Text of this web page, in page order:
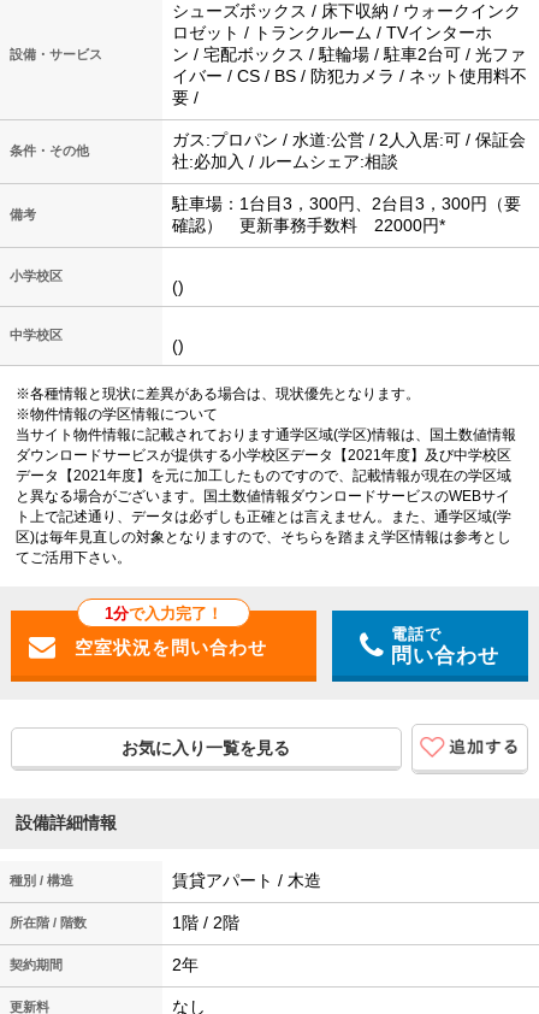
設備・サービス
シューズボックス / 床下収納 / ウォークインク
ロゼット / トランクルーム / TVインターホ
ン / 宅配ボックス / 駐輪場 / 駐車2台可 / 光ファ
イバー / CS / BS / 防犯カメラ / ネット使用料不
要 /
条件・その他
ガス:プロパン / 水道:公営 / 2人入居:可 / 保証会
社:必加入 / ルームシェア:相談
備考
駐車場：1台目3，300円、2台目3，300円（要
確認） 更新事務手数料 22000円*
小学校区
()
中学校区
()
※各種情報と現状に差異がある場合は、現状優先となります。
※物件情報の学区情報について
当サイト物件情報に記載されております通学区域(学区)情報は、国土数値情報
ダウンロードサービスが提供する小学校区データ【2021年度】及び中学校区
データ【2021年度】を元に加工したものですので、記載情報が現在の学区域
と異なる場合がございます。国土数値情報ダウンロードサービスのWEBサイ
ト上で記述通り、データは必ずしも正確とは言えません。また、通学区域(学
区)は毎年見直しの対象となりますので、そちらを踏まえ学区情報は参考とし
てご活用下さい。
1分で入力完了！
電話で
問い合わせ
お気に入り一覧を見る
設備詳細情報
種別 / 構造 賃貸アパート / 木造
所在階 / 階数 1階 / 2階
契約期間 2年
更新料 なし